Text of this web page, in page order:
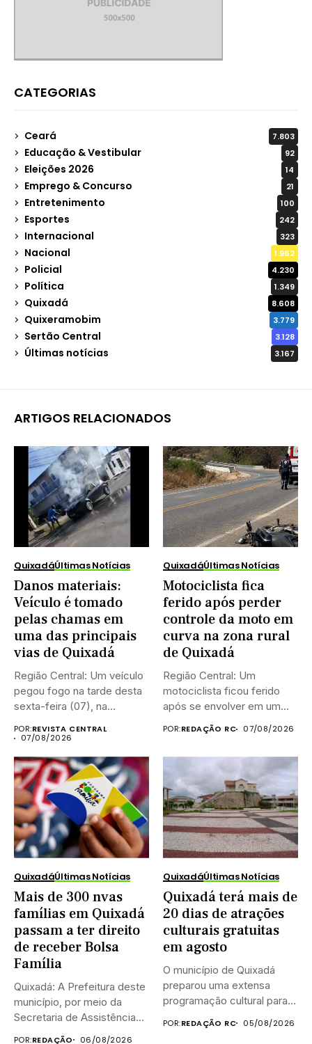
CATEGORIAS
Ceará 7.803
Educação & Vestibular 92
Eleições 2026 14
Emprego & Concurso 21
Entretenimento 100
Esportes 242
Internacional 323
Nacional 1.962
Policial 4.230
Política 1.349
Quixadá 8.608
Quixeramobim 3.779
Sertão Central 3.128
Últimas notícias 3.167
ARTIGOS RELACIONADOS
QuixadáÚltimas Notícias
Danos materiais:
Veículo é tomado
pelas chamas em
uma das principais
vias de Quixadá
Região Central: Um veículo
pegou fogo na tarde desta
sexta-feira (07), na...
POR:REVISTA CENTRAL
07/08/2026
QuixadáÚltimas Notícias
Motociclista fica
ferido após perder
controle da moto em
curva na zona rural
de Quixadá
Região Central: Um
motociclista ficou ferido
após se envolver em um
acidente...
POR:REDAÇÃO RC 07/08/2026
QuixadáÚltimas Notícias
Mais de 300 nvas
famílias em Quixadá
passam a ter direito
de receber Bolsa
Família
Quixadá: A Prefeitura deste
município, por meio da
Secretaria de Assistência
POR:REDAÇÃO 06/08/2026
QuixadáÚltimas Notícias
Quixadá terá mais de
20 dias de atrações
culturais gratuitas
em agosto
O município de Quixadá
preparou uma extensa
programação cultural para
celebrar o...
POR:REDAÇÃO RC 05/08/2026